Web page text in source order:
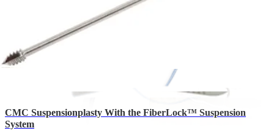
CMC Suspensionplasty With the FiberLock™ Suspension
System